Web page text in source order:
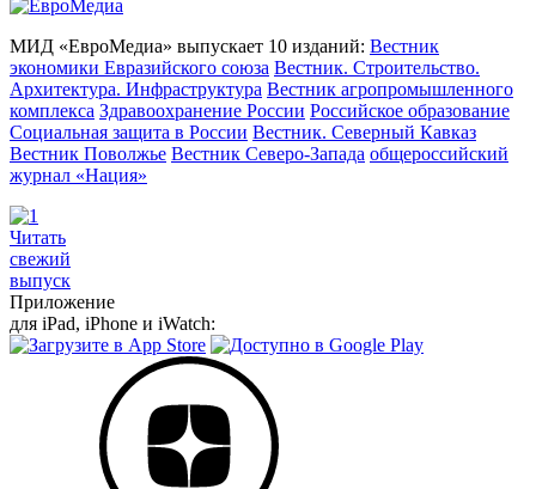
МИД «ЕвроМедиа» выпускает 10 изданий: Вестник
экономики Евразийского союза Вестник. Строительство.
Архитектура. Инфраструктура Вестник агропромышленного
комплекса Здравоохранение России Российское образование
Социальная защита в России Вестник. Северный Кавказ
Вестник Поволжье Вестник Северо-Запада общероссийский
журнал «Нация»
Читать
свежий
выпуск
Приложение
для iPad, iPhone и iWatch: